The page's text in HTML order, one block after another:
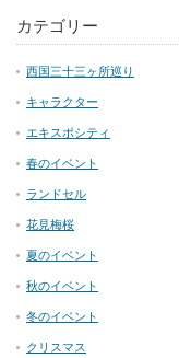
カテゴリー
西国三十三ヶ所巡り
キャラクター
エキスポシティ
春のイベント
ランドセル
花見梅桜
夏のイベント
秋のイベント
冬のイベント
クリスマス